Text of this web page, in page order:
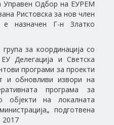
Управен Одбор на ЕУРЕМ
Ристовска за нов член
назначен Г-н Златко
за координација со
Делегација и Светска
програми за проекти
и обновливи извори на
програма за
објекти на локалната
подготвена